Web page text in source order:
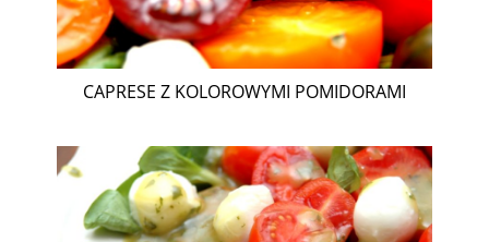
CAPRESE Z KOLOROWYMI POMIDORAMI